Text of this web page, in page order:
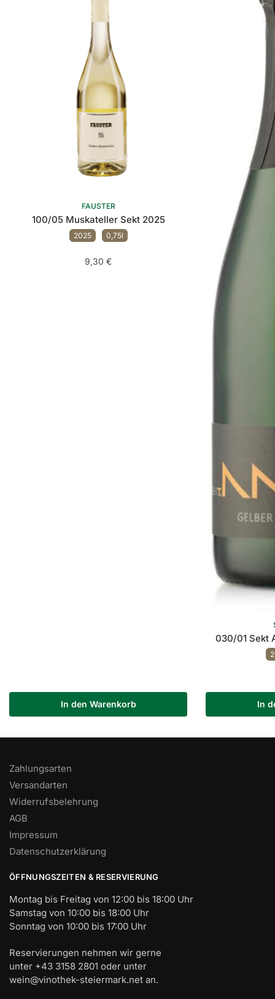
FAUSTER
100/05 Muskateller Sekt 2025
2025 0,75l
9,30 €
In den Warenkorb
030/01 Sekt
In
Zahlungsarten
Versandarten
Widerrufsbelehrung
AGB
Impressum
Datenschutzerklärung
ÖFFNUNGSZEITEN & RESERVIERUNG
Montag bis Freitag von 12:00 bis 18:00 Uhr
Samstag von 10:00 bis 18:00 Uhr
Sonntag von 10:00 bis 17:00 Uhr
Reservierungen nehmen wir gerne
unter +43 3158 2801 oder unter
wein@vinothek-steiermark.net an.